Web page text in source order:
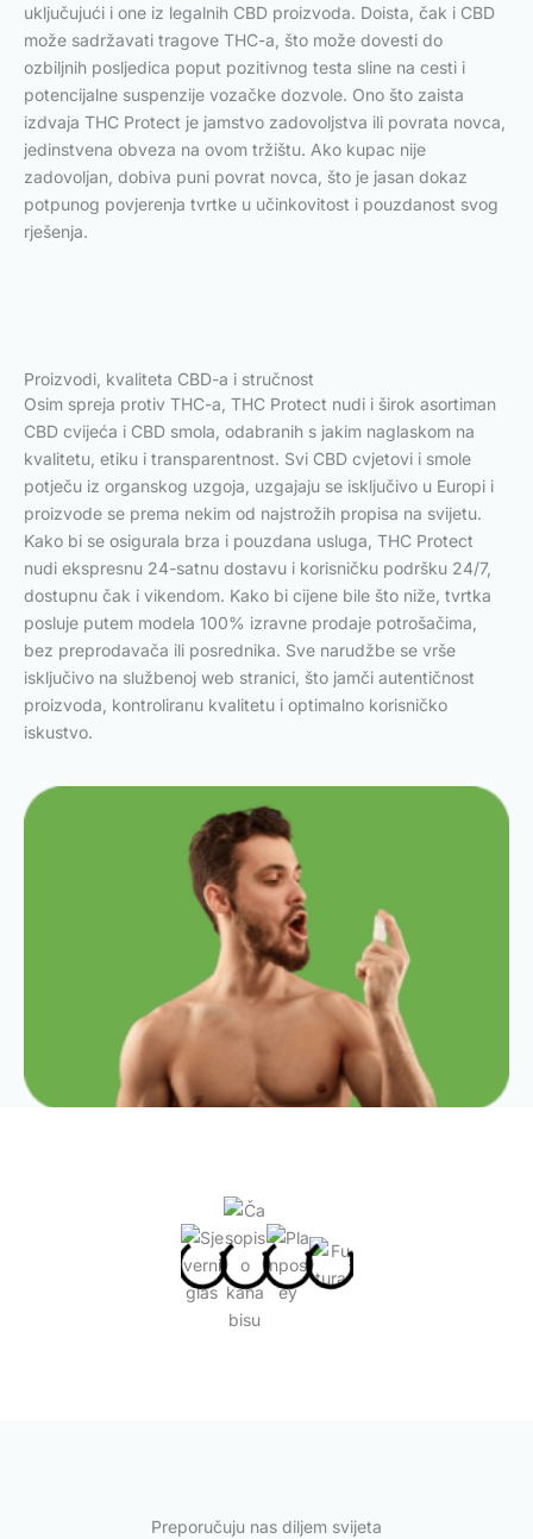
uključujući i one iz legalnih CBD proizvoda. Doista, čak i CBD
može sadržavati tragove THC-a, što može dovesti do
ozbiljnih posljedica poput pozitivnog testa sline na cesti i
potencijalne suspenzije vozačke dozvole. Ono što zaista
izdvaja THC Protect je jamstvo zadovoljstva ili povrata novca,
jedinstvena obveza na ovom tržištu. Ako kupac nije
zadovoljan, dobiva puni povrat novca, što je jasan dokaz
potpunog povjerenja tvrtke u učinkovitost i pouzdanost svog
rješenja.
Proizvodi, kvaliteta CBD-a i stručnost
Osim spreja protiv THC-a, THC Protect nudi i širok asortiman
CBD cvijeća i CBD smola, odabranih s jakim naglaskom na
kvalitetu, etiku i transparentnost. Svi CBD cvjetovi i smole
potječu iz organskog uzgoja, uzgajaju se isključivo u Europi i
proizvode se prema nekim od najstrožih propisa na svijetu.
Kako bi se osigurala brza i pouzdana usluga, THC Protect
nudi ekspresnu 24-satnu dostavu i korisničku podršku 24/7,
dostupnu čak i vikendom. Kako bi cijene bile što niže, tvrtka
posluje putem modela 100% izravne prodaje potrošačima,
bez preprodavača ili posrednika. Sve narudžbe se vrše
isključivo na službenoj web stranici, što jamči autentičnost
proizvoda, kontroliranu kvalitetu i optimalno korisničko
iskustvo.
Preporučuju nas diljem svijeta